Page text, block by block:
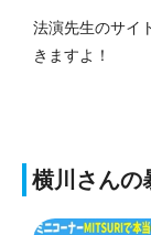
法演先生のサイ
きますよ！
横川さんの